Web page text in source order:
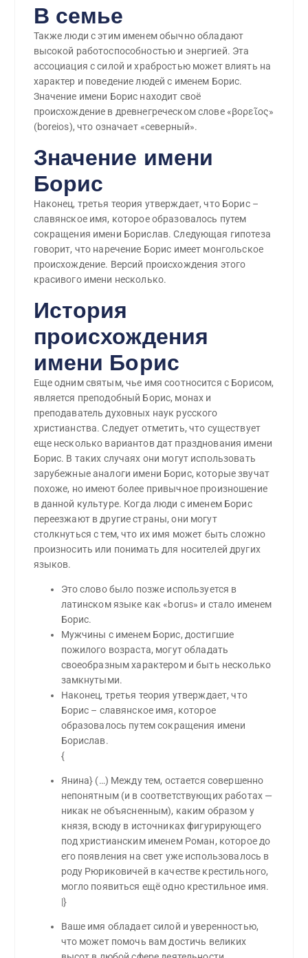
В семье
Также люди с этим именем обычно обладают
высокой работоспособностью и энергией. Эта
ассоциация с силой и храбростью может влиять на
характер и поведение людей с именем Борис.
Значение имени Борис находит своё
происхождение в древнегреческом слове «βορεῖος»
(boreios), что означает «северный».
Значение имени
Борис
Наконец, третья теория утверждает, что Борис –
славянское имя, которое образовалось путем
сокращения имени Борислав. Следующая гипотеза
говорит, что наречение Борис имеет монгольское
происхождение. Версий происхождения этого
красивого имени несколько.
История
происхождения
имени Борис
Еще одним святым, чье имя соотносится с Борисом,
является преподобный Борис, монах и
преподаватель духовных наук русского
христианства. Следует отметить, что существует
еще несколько вариантов дат празднования имени
Борис. В таких случаях они могут использовать
зарубежные аналоги имени Борис, которые звучат
похоже, но имеют более привычное произношение
в данной культуре. Когда люди с именем Борис
переезжают в другие страны, они могут
столкнуться с тем, что их имя может быть сложно
произносить или понимать для носителей других
языков.
Это слово было позже используется в
латинском языке как «borus» и стало именем
Борис.
Мужчины с именем Борис, достигшие
пожилого возраста, могут обладать
своеобразным характером и быть несколько
замкнутыми.
Наконец, третья теория утверждает, что
Борис – славянское имя, которое
образовалось путем сокращения имени
Борислав.
{
Янина} (…) Между тем, остается совершенно
непонятным (и в соответствующих работах —
никак не объясненным), каким образом у
князя, всюду в источниках фигурирующего
под христианским именем Роман, которое до
его появления на свет уже использовалось в
роду Рюриковичей в качестве крестильного,
могло появиться ещё одно крестильное имя.
|}
Ваше имя обладает силой и уверенностью,
что может помочь вам достичь великих